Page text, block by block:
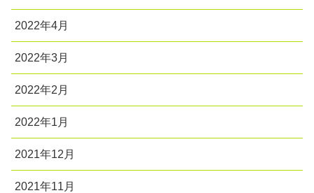
2022年4月
2022年3月
2022年2月
2022年1月
2021年12月
2021年11月